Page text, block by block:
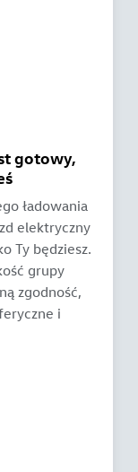
gotowy,
ładowania
elektryczny
Ty będziesz.
grupy
zgodność,
i